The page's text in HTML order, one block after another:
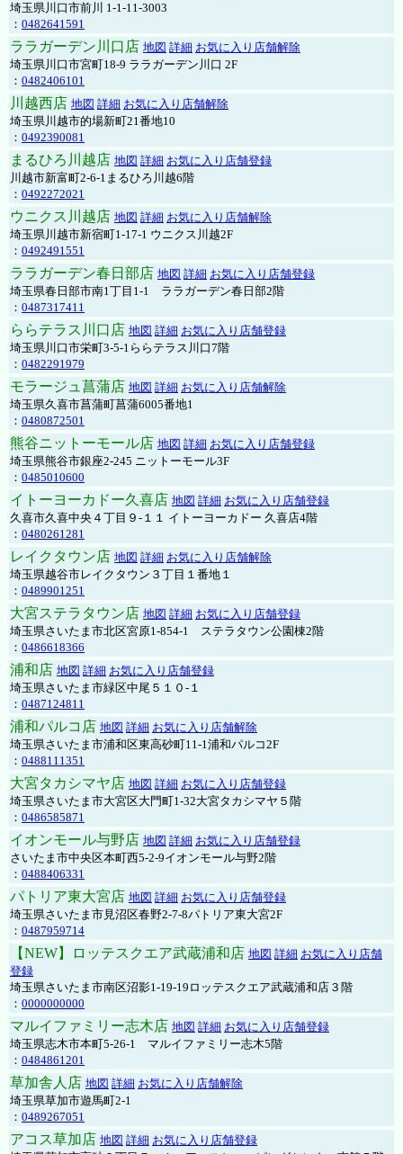
埼玉県川口市前川 1-1-11-3003
： 0482641591
ララガーデン川口店 地図 詳細 お気に入り店舗解除
埼玉県川口市宮町18-9 ララガーデン川口 2F
： 0482406101
川越西店 地図 詳細 お気に入り店舗解除
埼玉県川越市的場新町21番地10
： 0492390081
まるひろ川越店 地図 詳細 お気に入り店舗登録
川越市新富町2-6-1まるひろ川越6階
： 0492272021
ウニクス川越店 地図 詳細 お気に入り店舗解除
埼玉県川越市新宿町1-17-1 ウニクス川越2F
： 0492491551
ララガーデン春日部店 地図 詳細 お気に入り店舗登録
埼玉県春日部市南1丁目1-1 ララガーデン春日部2階
： 0487317411
ららテラス川口店 地図 詳細 お気に入り店舗登録
埼玉県川口市栄町3-5-1ららテラス川口7階
： 0482291979
モラージュ菖蒲店 地図 詳細 お気に入り店舗解除
埼玉県久喜市菖蒲町菖蒲6005番地1
： 0480872501
熊谷ニットーモール店 地図 詳細 お気に入り店舗登録
埼玉県熊谷市銀座2-245 ニットーモール3F
： 0485010600
イトーヨーカドー久喜店 地図 詳細 お気に入り店舗登録
久喜市久喜中央４丁目９-１１ イトーヨーカドー 久喜店4階
： 0480261281
レイクタウン店 地図 詳細 お気に入り店舗解除
埼玉県越谷市レイクタウン３丁目１番地１
： 0489901251
大宮ステラタウン店 地図 詳細 お気に入り店舗登録
埼玉県さいたま市北区宮原1-854-1 ステラタウン公園棟2階
： 0486618366
浦和店 地図 詳細 お気に入り店舗登録
埼玉県さいたま市緑区中尾５１０-１
： 0487124811
浦和パルコ店 地図 詳細 お気に入り店舗解除
埼玉県さいたま市浦和区東高砂町11-1浦和パルコ2F
： 0488111351
大宮タカシマヤ店 地図 詳細 お気に入り店舗登録
埼玉県さいたま市大宮区大門町1-32大宮タカシマヤ５階
： 0486585871
イオンモール与野店 地図 詳細 お気に入り店舗登録
さいたま市中央区本町西5-2-9イオンモール与野2階
： 0488406331
パトリア東大宮店 地図 詳細 お気に入り店舗登録
埼玉県さいたま市見沼区春野2-7-8パトリア東大宮2F
： 0487959714
【NEW】ロッテスクエア武蔵浦和店 地図 詳細 お気に入り店舗
登録
埼玉県さいたま市南区沼影1-19-19ロッテスクエア武蔵浦和店３階
： 0000000000
マルイファミリー志木店 地図 詳細 お気に入り店舗登録
埼玉県志木市本町5-26-1 マルイファミリー志木5階
： 0484861201
草加舎人店 地図 詳細 お気に入り店舗解除
埼玉県草加市遊馬町2-1
： 0489267051
アコス草加店 地図 詳細 お気に入り店舗登録